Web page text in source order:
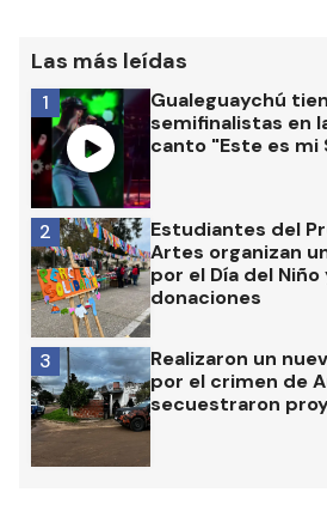
Las más leídas
Gualeguaychú
semifinalistas en
canto "Este es mi
1
Estudiantes del
Artes organizan
por el Día del
donaciones
2
Realizaron un
por el crimen de
secuestraron
3